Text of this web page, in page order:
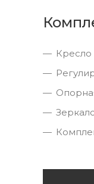
Кресло